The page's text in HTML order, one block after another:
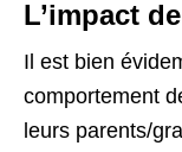
L’impact
Il est bien
comportement
leurs parents/